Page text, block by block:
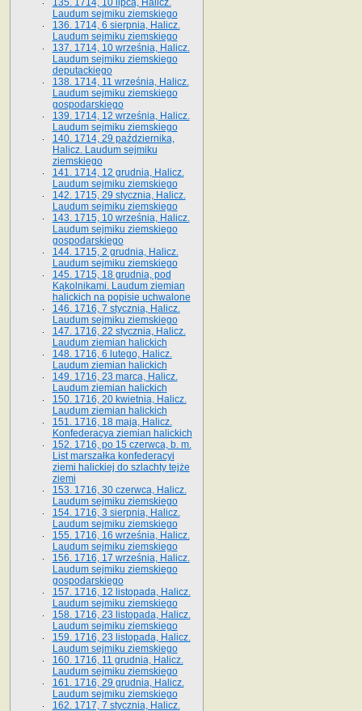
135. 1714, 10 lipca, Halicz.
Laudum sejmiku ziemskiego
136. 1714, 6 sierpnia, Halicz.
Laudum sejmiku ziemskiego
137. 1714, 10 września, Halicz.
Laudum sejmiku ziemskiego
deputackiego
138. 1714, 11 września, Halicz.
Laudum sejmiku ziemskiego
gospodarskiego
139. 1714, 12 września, Halicz.
Laudum sejmiku ziemskiego
140. 1714, 29 października,
Halicz. Laudum sejmiku
ziemskiego
141. 1714, 12 grudnia, Halicz.
Laudum sejmiku ziemskiego
142. 1715, 29 stycznia, Halicz.
Laudum sejmiku ziemskiego
143. 1715, 10 września, Halicz.
Laudum sejmiku ziemskiego
gospodarskiego
144. 1715, 2 grudnia, Halicz.
Laudum sejmiku ziemskiego
145. 1715, 18 grudnia, pod
Kąkolnikami. Laudum ziemian
halickich na popisie uchwalone
146. 1716, 7 stycznia, Halicz.
Laudum sejmiku ziemskiego
147. 1716, 22 stycznia, Halicz.
Laudum ziemian halickich
148. 1716, 6 lutego, Halicz.
Laudum ziemian halickich
149. 1716, 23 marca, Halicz.
Laudum ziemian halickich
150. 1716, 20 kwietnia, Halicz.
Laudum ziemian halickich
151. 1716, 18 maja, Halicz.
Konfederacya ziemian halickich
152. 1716, po 15 czerwca, b. m.
List marszałka konfederacyi
ziemi halickiej do szlachty tejże
ziemi
153. 1716, 30 czerwca, Halicz.
Laudum sejmiku ziemskiego
154. 1716, 3 sierpnia, Halicz.
Laudum sejmiku ziemskiego
155. 1716, 16 września, Halicz.
Laudum sejmiku ziemskiego
156. 1716, 17 września, Halicz.
Laudum sejmiku ziemskiego
gospodarskiego
157. 1716, 12 listopada, Halicz.
Laudum sejmiku ziemskiego
158. 1716, 23 listopada, Halicz.
Laudum sejmiku ziemskiego
159. 1716, 23 listopada, Halicz.
Laudum sejmiku ziemskiego
160. 1716, 11 grudnia, Halicz.
Laudum sejmiku ziemskiego
161. 1716, 29 grudnia, Halicz.
Laudum sejmiku ziemskiego
162. 1717, 7 stycznia, Halicz.